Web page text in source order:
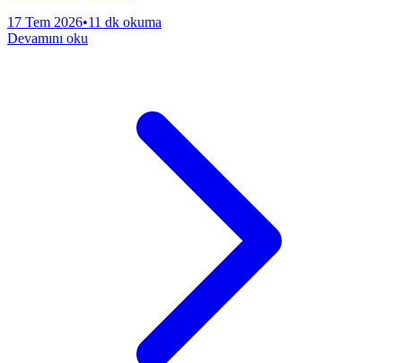
17 Tem 2026•11 dk okuma
Devamını oku